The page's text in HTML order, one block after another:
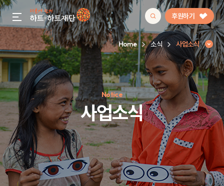
gnb menu open 후원하기
인기 키워드
#정기후원#하트플레이스#캠페인#팬덤후원
Home 소식 사업소식
Notice
사업소식